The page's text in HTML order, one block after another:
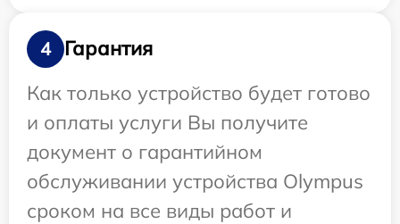
4
Гарантия
Как только устройство будет готово
и оплаты услуги Вы получите
документ о гарантийном
обслуживании устройства Olympus
сроком на все виды работ и